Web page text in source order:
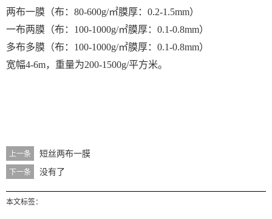
两布一膜（布：80-600g/㎡膜厚：0.2-1.5mm）
一布两膜（布：100-1000g/㎡膜厚：0.1-0.8mm）
多布多膜（布：100-1000g/㎡膜厚：0.1-0.8mm）
宽幅4-6m，重量为200-1500g/平方米。
上一条 短丝两布一膜
下一条 没有了
本文标签：